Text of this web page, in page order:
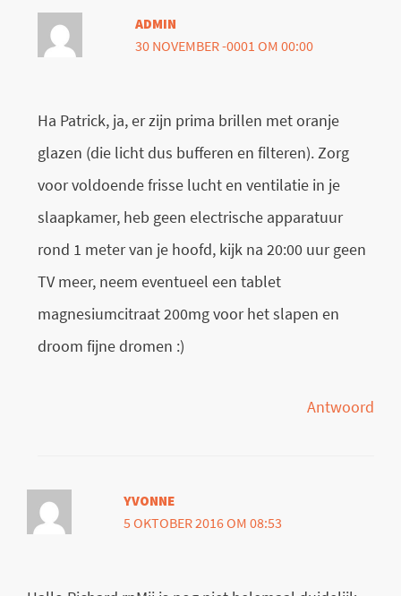
ADMIN
30 NOVEMBER -0001 OM 00:00
Ha Patrick, ja, er zijn prima brillen met oranje
glazen (die licht dus bufferen en filteren). Zorg
voor voldoende frisse lucht en ventilatie in je
slaapkamer, heb geen electrische apparatuur
rond 1 meter van je hoofd, kijk na 20:00 uur geen
TV meer, neem eventueel een tablet
magnesiumcitraat 200mg voor het slapen en
droom fijne dromen :)
Antwoord
YVONNE
5 OKTOBER 2016 OM 08:53